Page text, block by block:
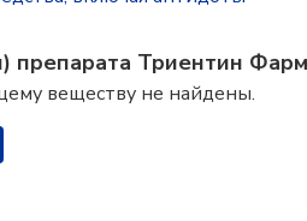
препарата Триентин
веществу не найдены.